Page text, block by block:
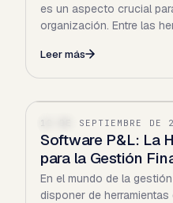
es un aspecto crucial
organización. Entre las
Leer más
12 DE SEPTIEMBRE DE
Software P&L: La
para la Gestión
En el mundo de la
disponer de